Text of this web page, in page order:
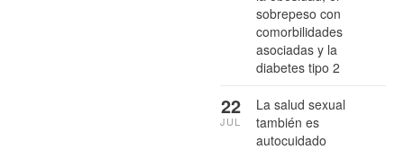
sobrepeso con
comorbilidades
asociadas y la
diabetes tipo 2
La salud sexual
también es
autocuidado
22
JUL